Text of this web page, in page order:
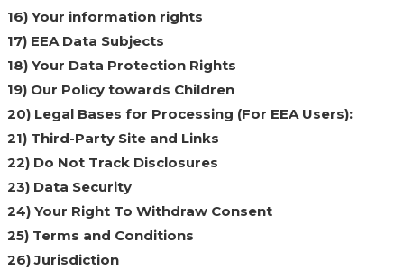
16) Your information rights
17) EEA Data Subjects
18) Your Data Protection Rights
19) Our Policy towards Children
20) Legal Bases for Processing (For EEA Users):
21) Third-Party Site and Links
22) Do Not Track Disclosures
23) Data Security
24) Your Right To Withdraw Consent
25) Terms and Conditions
26) Jurisdiction